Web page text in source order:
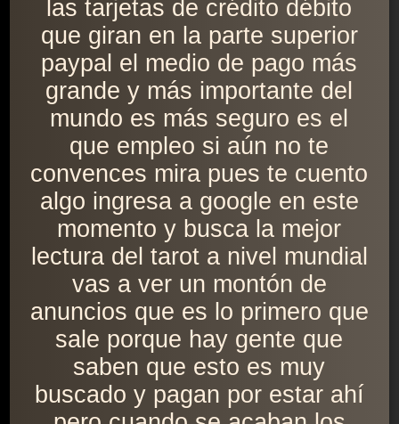
las tarjetas de crédito débito
que giran en la parte superior
paypal el medio de pago más
grande y más importante del
mundo es más seguro es el
que empleo si aún no te
convences mira pues te cuento
algo ingresa a google en este
momento y busca la mejor
lectura del tarot a nivel mundial
vas a ver un montón de
anuncios que es lo primero que
sale porque hay gente que
saben que esto es muy
buscado y pagan por estar ahí